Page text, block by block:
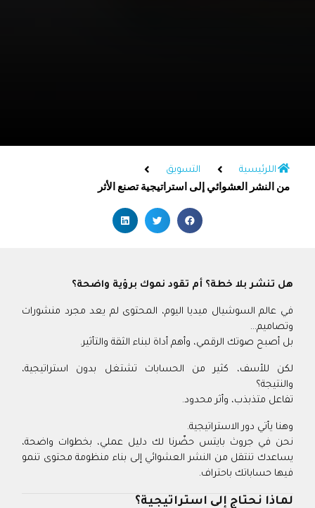
اللرئيسية التسويق
من النشر العشوائي إلى استراتيجية تصنع الأثر
هل تنشر بلا خطة؟ أم تقود نموك برؤية واضحة؟
في عالم السوشيال ميديا اليوم، المحتوى لم يعد مجرد منشورات
وتصاميم…
بل أصبح صوتك الرقمي، وأهم أداة لبناء الثقة والتأثير.
لكن للأسف، كثير من الحسابات تشتغل بدون استراتيجية،
والنتيجة؟
تفاعل متذبذب، وأثر محدود.
وهنا يأتي دور الاستراتيجية.
نحن في جروث بايتس حضّرنا لك دليل عملي، بخطوات واضحة،
يساعدك تنتقل من النشر العشوائي إلى بناء منظومة محتوى تنمو
فيها حساباتك باحتراف.
لماذا نحتاج إلى استراتيجية؟